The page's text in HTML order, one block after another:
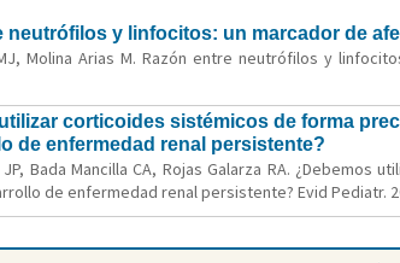
neutrófilos y linfocitos: un marcador de
Molina Arias M. Razón entre neutrófilos y
corticoides sistémicos de forma
de enfermedad renal persistente?
Bada Mancilla CA, Rojas Galarza RA.
de enfermedad renal persistente? Evid Pediatr.